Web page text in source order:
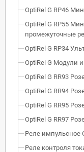
OptiRel G RP46
OptiRel G RP55
промежуточные
OptiRel G RP34
OptiRel G Модули
OptiRel G RR93
OptiRel G RR94
OptiRel G RR95
OptiRel G RR97
Реле импульсное
Реле контроля